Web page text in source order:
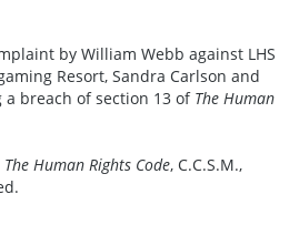
by William Webb against LHS
Resort, Sandra Carlson and
a breach of section 13 of The Human
The Human Rights Code, C.C.S.M.,